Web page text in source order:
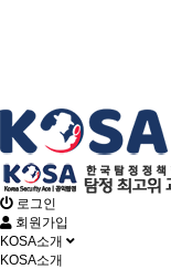
로그인
회원가입
KOSA소개
KOSA소개